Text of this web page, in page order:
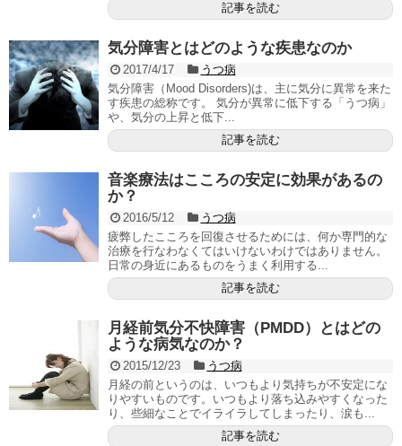
記事を読む
気分障害とはどのような疾患なのか
2017/4/17
うつ病
気分障害（Mood Disorders)は、主に気分に異常を来た
す疾患の総称です。 気分が異常に低下する「うつ病」
や、気分の上昇と低下...
記事を読む
音楽療法はこころの安定に効果があるの
か？
2016/5/12
うつ病
疲弊したこころを回復させるためには、何か専門的な
治療を行なわなくてはいけないわけではありません。
日常の身近にあるものをうまく利用する...
記事を読む
月経前気分不快障害（PMDD）とはどの
ような病気なのか？
2015/12/23
うつ病
月経の前というのは、いつもより気持ちが不安定にな
りやすいものです。いつもより落ち込みやすくなった
り、些細なことでイライラしてしまったり、涙も...
記事を読む